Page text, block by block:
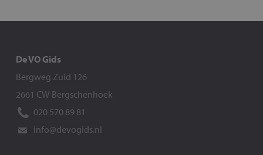
De VO Gids
Bergweg Zuid 126
2661 CW Bergschenhoek
020 570 89 81
info@devogids.nl